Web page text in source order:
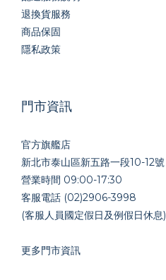
退換貨服務
商品保固
隱私政策
門市資訊
官方旗艦店
新北市泰山區新五路一段10-12號
營業時間 09:00-17:30
客服電話 (02)2906-3998
(客服人員國定假日及例假日休息)
更多門市資訊